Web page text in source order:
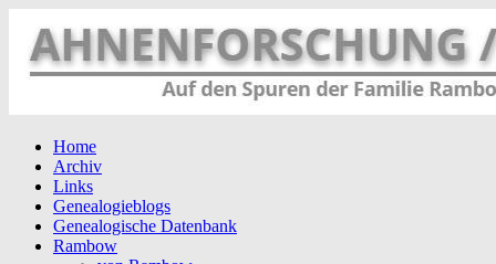
Home
Archiv
Links
Genealogieblogs
Genealogische Datenbank
Rambow